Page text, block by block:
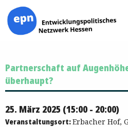
Inhalt
springen
Partnerschaft auf
überhaupt?
25. März 2025 (15:00 - 20:00)
Veranstaltungsort:Erbacher Hof,